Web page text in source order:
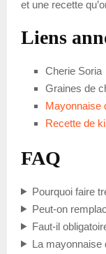
et une recette
Liens
Cherie Soria
Graines de
Mayonnaise
Recette de
FAQ
Pourquoi faire
Peut-on
Faut-il
La mayonnaise